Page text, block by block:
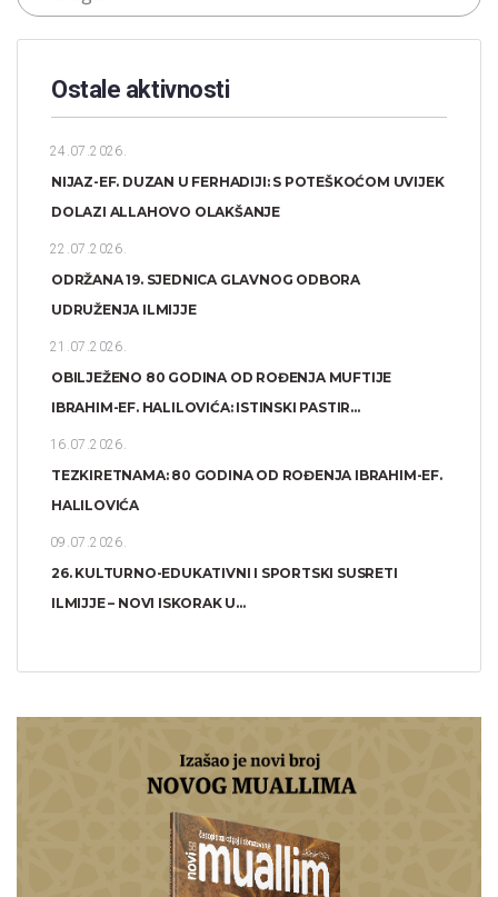
Ostale aktivnosti
24.07.2026.
NIJAZ-EF. DUZAN U FERHADIJI: S POTEŠKOĆOM UVIJEK
DOLAZI ALLAHOVO OLAKŠANJE
22.07.2026.
ODRŽANA 19. SJEDNICA GLAVNOG ODBORA
UDRUŽENJA ILMIJJE
21.07.2026.
OBILJEŽENO 80 GODINA OD ROĐENJA MUFTIJE
IBRAHIM-EF. HALILOVIĆA: ISTINSKI PASTIR...
16.07.2026.
TEZKIRETNAMA: 80 GODINA OD ROĐENJA IBRAHIM-EF.
HALILOVIĆA
09.07.2026.
26. KULTURNO-EDUKATIVNI I SPORTSKI SUSRETI
ILMIJJE – NOVI ISKORAK U...